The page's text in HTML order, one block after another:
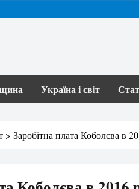
Україна і світ
> Заробітна плата Коболєва в